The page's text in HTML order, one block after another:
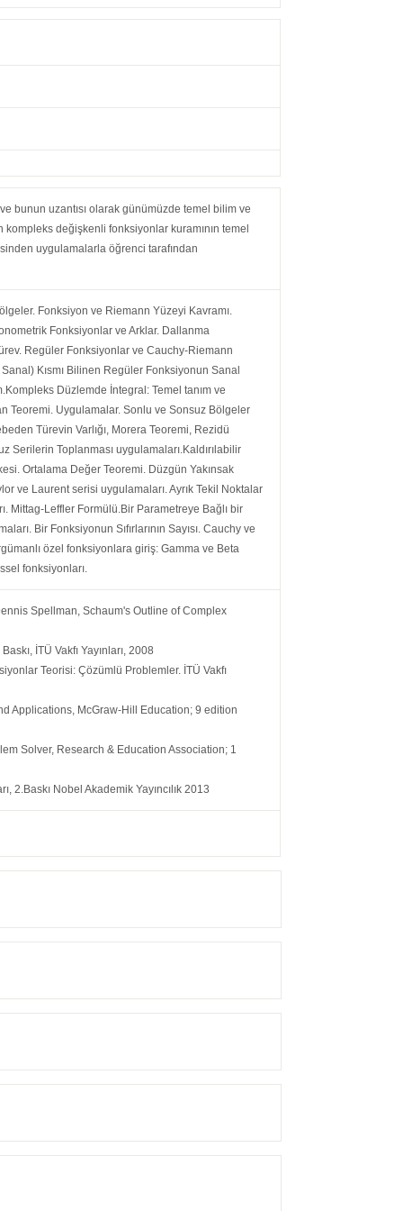
bunun uzantısı olarak günümüzde temel bilim ve
değişkenli fonksiyonlar kuramının temel
uygulamalarla öğrenci tarafından
Fonksiyon ve Riemann Yüzeyi Kavramı.
Fonksiyonlar ve Arklar. Dallanma
Regüler Fonksiyonlar ve Cauchy-Riemann
Kısmı Bilinen Regüler Fonksiyonun Sanal
Düzlemde İntegral: Temel tanım ve
Teoremi. Uygulamalar. Sonlu ve Sonsuz Bölgeler
Türevin Varlığı, Morera Teoremi, Rezidü
Serilerin Toplanması uygulamaları.Kaldırılabilir
Ortalama Değer Teoremi. Düzgün Yakınsak
ve Laurent serisi uygulamaları. Ayrık Tekil Noktalar
Mittag-Leffler Formülü.Bir Parametreye Bağlı bir
Bir Fonksiyonun Sıfırlarının Sayısı. Cauchy ve
özel fonksiyonlara giriş: Gamma ve Beta
fonksiyonları.
Spellman, Schaum's Outline of Complex
İTÜ Vakfı Yayınları, 2008
Teorisi: Çözümlü Problemler. İTÜ Vakfı
Applications, McGraw-Hill Education; 9 edition
Solver, Research & Education Association; 1
2.Baskı Nobel Akademik Yayıncılık 2013